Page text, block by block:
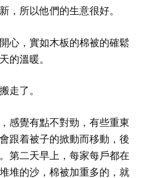
，所以他們的生意很好。
心，實如木板的棉被的確鬆
的溫暖。
走了。
感覺有點不對勁，有些重東
跟着被子的掀動而移動，後
第二天早上，每家每戶都在
堆的沙，棉被加重多的，就